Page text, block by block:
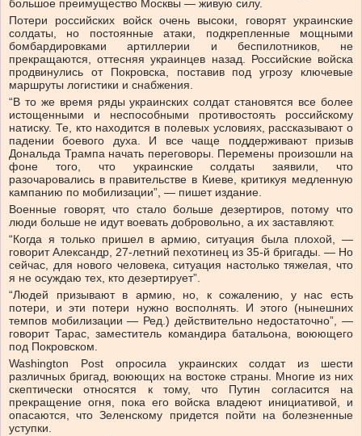
большое преимущество Москвы — живую силу.
Потери российских войск очень высоки, говорят украинские
солдаты, но постоянные атаки, подкрепленные мощными
бомбардировками артиллерии и беспилотников, не
прекращаются, оттесняя украинцев назад. Российские войска
продвинулись от Покровска, поставив под угрозу ключевые
маршруты логистики и снабжения.
“В то же время ряды украинских солдат становятся все более
истощенными и неспособными противостоять российскому
натиску. Те, кто находится в полевых условиях, рассказывают о
падении боевого духа. И все чаще поддерживают призыв
Дональда Трампа начать переговоры. Перемены произошли на
фоне того, что украинские солдаты заявили, что
разочаровались в правительстве в Киеве, критикуя медленную
кампанию по мобилизации”, — пишет издание.
Военные говорят, что стало больше дезертиров, потому что
люди больше не идут воевать добровольно, а их заставляют.
“Когда я только пришел в армию, ситуация была плохой, —
говорит Александр, 27-летний пехотинец из 35-й бригады. — Но
сейчас, для нового человека, ситуация настолько тяжелая, что
я не осуждаю тех, кто дезертирует”.
“Людей призывают в армию, но, к сожалению, у нас есть
потери, и эти потери нужно восполнять. И этого (нынешних
темпов мобилизации — Ред.) действительно недостаточно”, —
говорит Тарас, заместитель командира батальона, воюющего
под Покровском.
Washington Post опросила украинских солдат из шести
различных бригад, воюющих на востоке страны. Многие из них
скептически относятся к тому, что Путин согласится на
прекращение огня, пока его войска владеют инициативой, и
опасаются, что Зеленскому придется пойти на болезненные
уступки.